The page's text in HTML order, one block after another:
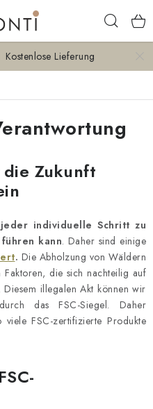
Kostenlose Lieferung
Zukunft
jeder individuelle Schritt zu
kann. Daher sind einige
. Die Abholzung von Wäldern
Faktoren, die sich nachteilig auf
Diesem illegalen Akt können wir
das FSC-Siegel. Daher
FSC-zertifizierte Produkte